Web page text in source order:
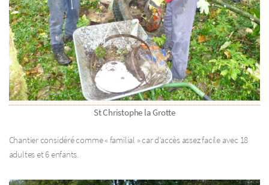
St Christophe la Grotte
Chantier considéré comme « familial » car d’accès assez facile avec 18
adultes et 6 enfants.